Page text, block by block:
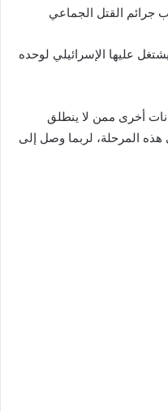
جرائم القتل الجماعي
عليها الإسرائيلي لوحده
أخرى ممن لا ينطلق
هذه المرحلة، لربما وصل إلى